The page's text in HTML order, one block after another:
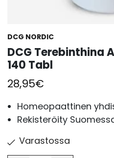
DCG NORDIC
DCG Terebinthina
140 Tabl
28,95€
Homeopaattinen
Rekisteröity
Varastossa